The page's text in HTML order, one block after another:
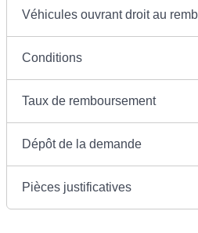
Véhicules ouvrant droit au
Conditions
Taux de remboursement
Dépôt de la demande
Pièces justificatives